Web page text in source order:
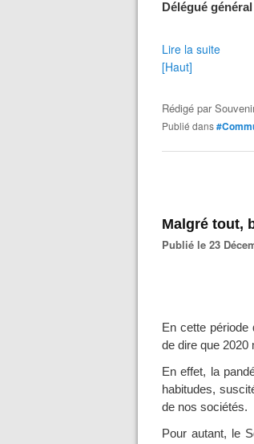
Délégué
Lire la suite
[Haut]
Rédigé par
Publié dans
Malgré tout,
Publié le 23
En cette
de dire que 2020
En effet, la
habitudes,
de nos sociétés.
Pour autant, le